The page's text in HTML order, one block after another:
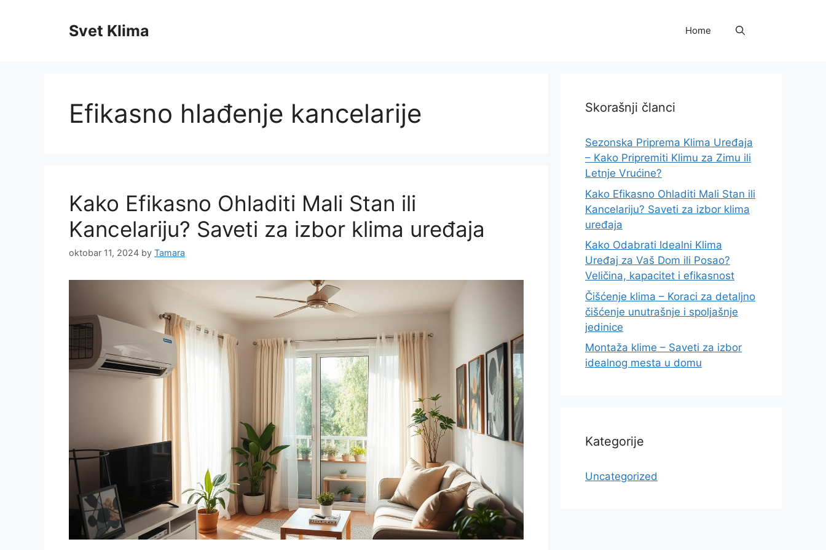
Svet Klima Home
Efikasno hlađenje kancelarije
Kako Efikasno Ohladiti Mali Stan ili
Kancelariju? Saveti za izbor klima uređaja
oktobar 11, 2024 by Tamara
Skorašnji članci
Sezonska Priprema Klima Uređaja
– Kako Pripremiti Klimu za Zimu ili
Letnje Vrućine?
Kako Efikasno Ohladiti Mali Stan ili
Kancelariju? Saveti za izbor klima
uređaja
Kako Odabrati Idealni Klima
Uređaj za Vaš Dom ili Posao?
Veličina, kapacitet i efikasnost
Čišćenje klima – Koraci za detaljno
čišćenje unutrašnje i spoljašnje
jedinice
Montaža klime – Saveti za izbor
idealnog mesta u domu
Kategorije
Uncategorized